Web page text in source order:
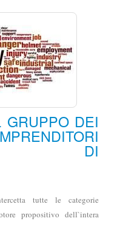
DEI
DI
tutte le categorie
propositivo dell`intera